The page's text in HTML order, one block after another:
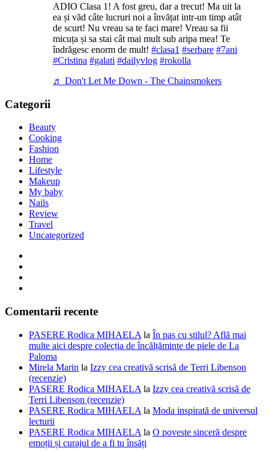
ADIO Clasa 1! A fost greu, dar a trecut! Ma uit la
ea și văd câte lucruri noi a învățat intr-un timp atât
de scurt! Nu vreau sa te faci mare! Vreau sa fii
micuța și sa stai cât mai mult sub aripa mea! Te
îndrăgesc enorm de mult! #clasa1 #serbare #7ani
#Cristina #galati #dailyvlog #rokolla
♬ Don't Let Me Down - The Chainsmokers
Categorii
Beauty
Cooking
Fashion
Home
Lifestyle
Makeup
My baby
Nails
Review
Travel
Uncategorized
Comentarii recente
PASERE Rodica MIHAELA la În pas cu stilul? Află mai
multe aici despre colecția de încălțăminte de piele de La
Paloma
Mirela Marin la Izzy cea creativă scrisă de Terri Libenson
(recenzie)
PASERE Rodica MIHAELA la Izzy cea creativă scrisă de
Terri Libenson (recenzie)
PASERE Rodica MIHAELA la Moda inspirată de universul
lecturii
PASERE Rodica MIHAELA la O poveste sinceră despre
emoții și curajul de a fi tu însăți